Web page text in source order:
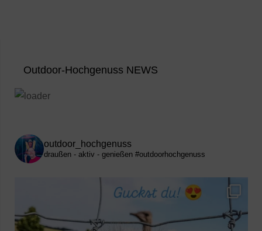
Outdoor-Hochgenuss NEWS
outdoor_hochgenuss
draußen - aktiv - genießen #outdoorhochgenuss